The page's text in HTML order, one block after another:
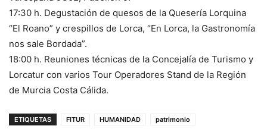
17:30 h. Degustación de quesos de la Quesería Lorquina
“El Roano” y crespillos de Lorca, “En Lorca, la Gastronomía
nos sale Bordada”.
18:00 h. Reuniones técnicas de la Concejalía de Turismo y
Lorcatur con varios Tour Operadores Stand de la Región
de Murcia Costa Cálida.
ETIQUETAS FITUR HUMANIDAD
patrimonio